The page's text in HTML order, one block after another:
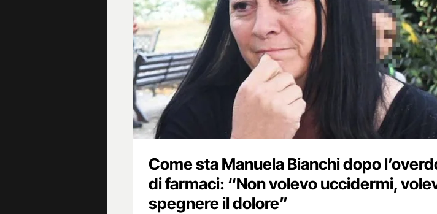
Come sta Manuela Bianchi dopo
di farmaci: “Non volevo uccidermi,
spegnere il dolore”